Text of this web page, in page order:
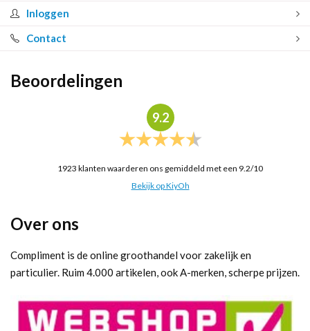
Inloggen
Contact
Beoordelingen
9.2
1923 klanten waarderen ons gemiddeld met een 9.2/10
Bekijk op KiyOh
Over ons
Compliment is de online groothandel voor zakelijk en
particulier. Ruim 4.000 artikelen, ook A-merken, scherpe prijzen.